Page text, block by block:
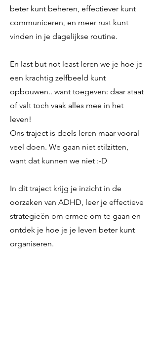
beter kunt beheren, effectiever kunt
communiceren, en meer rust kunt
vinden in je dagelijkse routine.
En last but not least leren we je hoe je
een krachtig zelfbeeld kunt
opbouwen.. want toegeven: daar staat
of valt toch vaak alles mee in het
leven!
Ons traject is deels leren maar vooral
veel doen. We gaan niet stilzitten,
want dat kunnen we niet :-D
In dit traject krijg je inzicht in de
oorzaken van ADHD, leer je effectieve
strategieën om ermee om te gaan en
ontdek je hoe je je leven beter kunt
organiseren.